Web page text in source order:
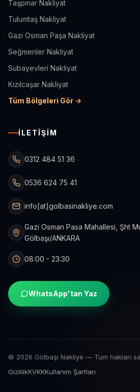
Taşpınar Nakliyat
Tulumtaş Nakliyat
Gazi Osman Paşa Nakliyat
Seğmenler Nakliyat
Subayevleri Nakliyat
Kızılcaşar Nakliyat
Tüm Bölgeleri Gör →
İLETIŞIM
0312 484 51 36
0536 624 75 41
info[at]golbasinakliye.com
Gazi Osman Pasa Mahallesi, Şht
Gölbaşı/ANKARA
08:00 - 23:30
WhatsApp'tan Yaz
© 2026 Gölbaşı Nakliye — Tüm hakları
GizlilikKVKKKullanım Şartları